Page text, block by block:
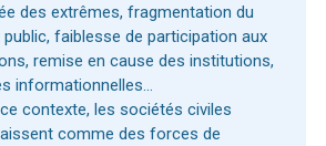
des extrêmes, fragmentation du
public, faiblesse de participation aux
remise en cause des institutions,
informationnelles…
contexte, les sociétés civiles
comme des forces de